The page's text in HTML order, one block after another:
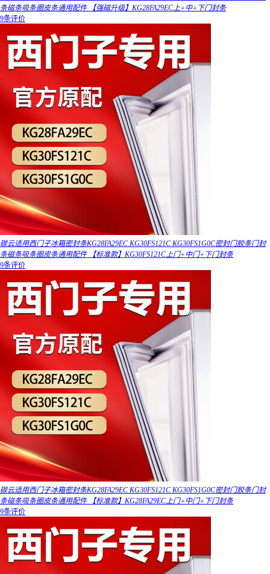
条磁条吸条圈皮条通用配件 【强磁升级】KG28FA29EC上+中+下门封条
9条评价
碳云适用西门子冰箱密封条KG28FA29EC KG30FS121C KG30FS1G0C密封门胶条门封
条磁条吸条圈皮条通用配件 【标准款】KG30FS121C上门+中门+下门封条
9条评价
碳云适用西门子冰箱密封条KG28FA29EC KG30FS121C KG30FS1G0C密封门胶条门封
条磁条吸条圈皮条通用配件 【标准款】KG28FA29EC上门+中门+下门封条
9条评价